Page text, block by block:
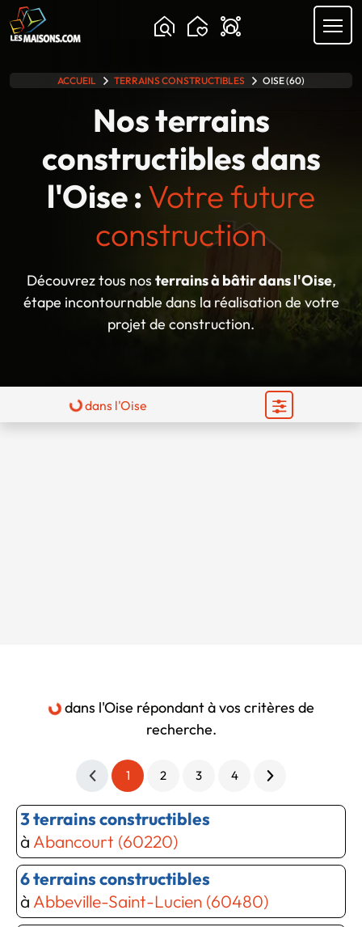
Chargement...
ACCUEIL TERRAINS CONSTRUCTIBLES OISE (60)
Nos terrains
constructibles dans
l'Oise :Votre future
construction
Découvrez tous nos terrains à bâtir dans l'Oise,
étape incontournable dans la réalisation de votre
projet de construction.
Chargement...dans l'Oise
dans l'Oise répondant à vos critères de
recherche.
1 2 3 4
3 terrains constructibles
à Abancourt (60220)
6 terrains constructibles
à Abbeville-Saint-Lucien (60480)